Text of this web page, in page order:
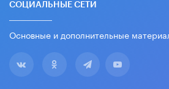
СОЦИАЛЬНЫЕ СЕТИ
Основные и дополнительные